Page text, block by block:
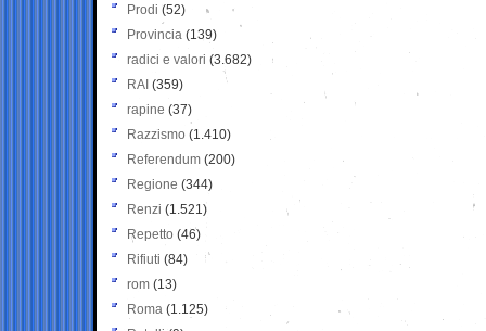
Prodi (52)
Provincia (139)
radici e valori (3.682)
RAI (359)
rapine (37)
Razzismo (1.410)
Referendum (200)
Regione (344)
Renzi (1.521)
Repetto (46)
Rifiuti (84)
rom (13)
Roma (1.125)